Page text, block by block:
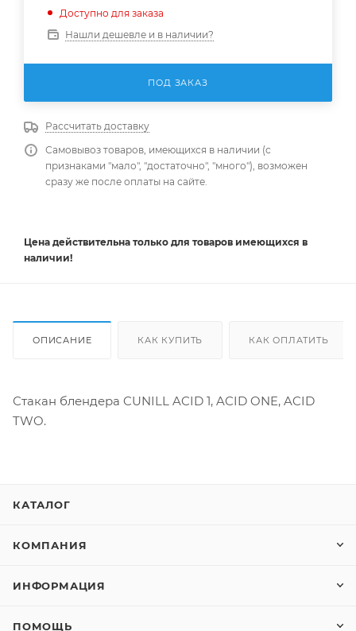
Доступно для заказа
Нашли дешевле и в наличии?
ПОД ЗАКАЗ
Рассчитать доставку
Самовывоз товаров, имеющихся в наличии (с
признаками "мало", "достаточно", "много"), возможен
сразу же после оплаты на сайте.
Цена действительна только для товаров имеющихся в
наличии!
ОПИСАНИЕ КАК КУПИТЬ КАК ОПЛАТИТЬ
Стакан блендера CUNILL ACID 1, ACID ONE, ACID
TWO.
КАТАЛОГ
КОМПАНИЯ
ИНФОРМАЦИЯ
ПОМОЩЬ